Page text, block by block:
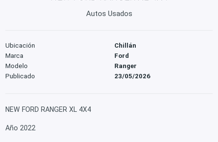
Autos Usados
Ubicación
Chillán
Marca
Ford
Modelo
Ranger
Publicado
23/05/2026
NEW FORD RANGER XL 4X4
Año 2022